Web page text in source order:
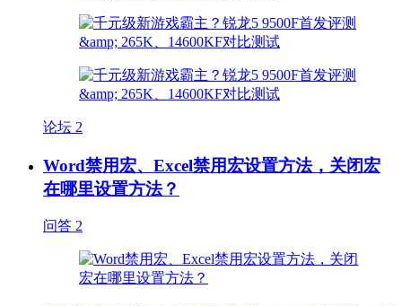
论坛 2
Word禁用宏、Excel禁用宏设置方法，关闭宏
在哪里设置方法？
问答 2